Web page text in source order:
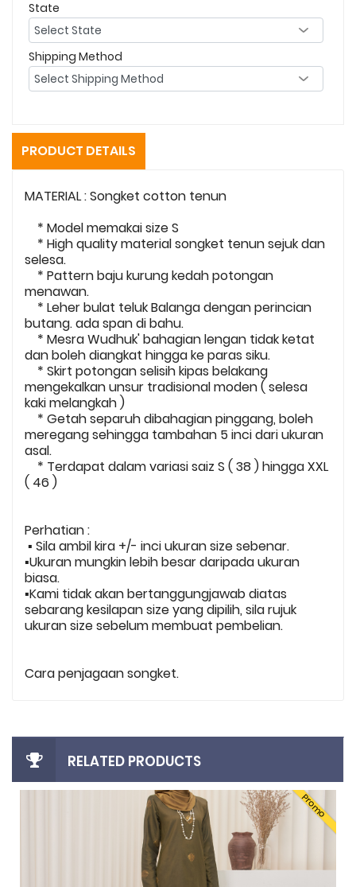
State
Shipping Method
PRODUCT DETAILS
MATERIAL : Songket cotton tenun
* Model memakai size S
* High quality material songket tenun sejuk dan
selesa.
* Pattern baju kurung kedah potongan
menawan.
* Leher bulat teluk Balanga dengan perincian
butang. ada span di bahu.
* Mesra Wudhuk' bahagian lengan tidak ketat
dan boleh diangkat hingga ke paras siku.
* Skirt potongan selisih kipas belakang
mengekalkan unsur tradisional moden ( selesa
kaki melangkah )
* Getah separuh dibahagian pinggang, boleh
meregang sehingga tambahan 5 inci dari ukuran
asal.
* Terdapat dalam variasi saiz S ( 38 ) hingga XXL
( 46 )
Perhatian :
▪️ Sila ambil kira +/- inci ukuran size sebenar.
▪️Ukuran mungkin lebih besar daripada ukuran
biasa.
▪️Kami tidak akan bertanggungjawab diatas
sebarang kesilapan size yang dipilih, sila rujuk
ukuran size sebelum membuat pembelian.
Cara penjagaan songket.
RELATED PRODUCTS
Promo